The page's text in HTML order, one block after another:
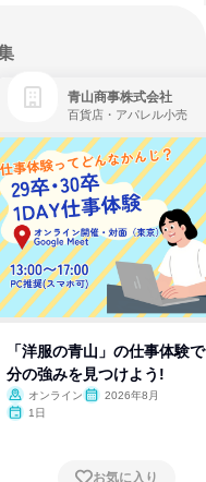
青山商事株式会社
百貨店・アパレル小売
「洋服の青山」の仕事体験
分の強みを見つけよう!
オンライン
2026年8月
1日
お気に入り